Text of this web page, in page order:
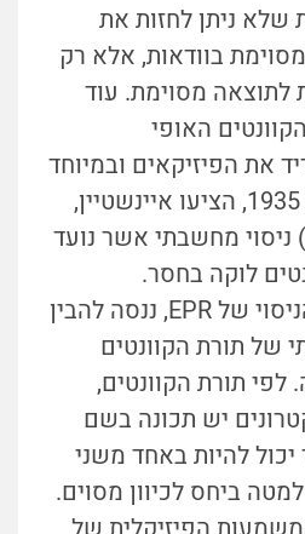
שלא ניתן לחזות את
בוודאות, אלא רק
מסוימת. עוד
האופי
את הפיזיקאים ובמיוחד
את איינשטיין. בשנת 1935, הציעו איינשטיין,
פודולסקי ורוזן (EPR) ניסוי מחשבתי אשר נועד
לוקה בחסר.
לפני שנכנס לפרטי הניסוי של EPR, ננסה להבין
של תורת הקוונטים
תורת הקוונטים,
יש תכונה בשם
להיות באחד משני
ביחס לכיוון מסוים.